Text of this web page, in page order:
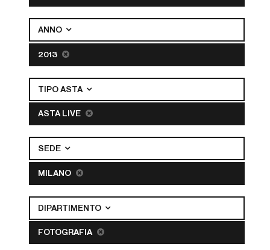
ANNO
2013
TIPO ASTA
ASTA LIVE
SEDE
MILANO
DIPARTIMENTO
FOTOGRAFIA